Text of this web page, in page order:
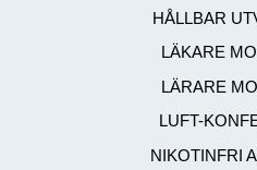
HÅLLBAR
LÄKARE
LÄRARE
LUFT-
NIKOTINFRI